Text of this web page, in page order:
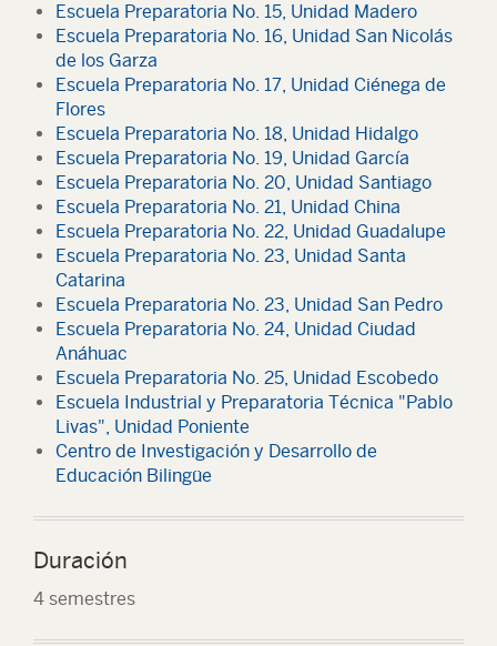
Escuela Preparatoria No. 15, Unidad Madero
Escuela Preparatoria No. 16, Unidad San Nicolás
de los Garza
Escuela Preparatoria No. 17, Unidad Ciénega de
Flores
Escuela Preparatoria No. 18, Unidad Hidalgo
Escuela Preparatoria No. 19, Unidad García
Escuela Preparatoria No. 20, Unidad Santiago
Escuela Preparatoria No. 21, Unidad China
Escuela Preparatoria No. 22, Unidad Guadalupe
Escuela Preparatoria No. 23, Unidad Santa
Catarina
Escuela Preparatoria No. 23, Unidad San Pedro
Escuela Preparatoria No. 24, Unidad Ciudad
Anáhuac
Escuela Preparatoria No. 25, Unidad Escobedo
Escuela Industrial y Preparatoria Técnica "Pablo
Livas", Unidad Poniente
Centro de Investigación y Desarrollo de
Educación Bilingüe
Duración
4 semestres